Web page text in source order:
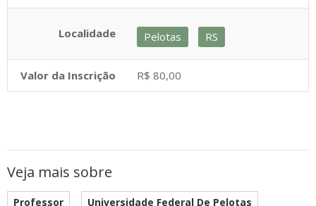
Localidade Pelotas RS
Valor da Inscrição R$ 80,00
Veja mais sobre
Professor Universidade Federal De Pelotas